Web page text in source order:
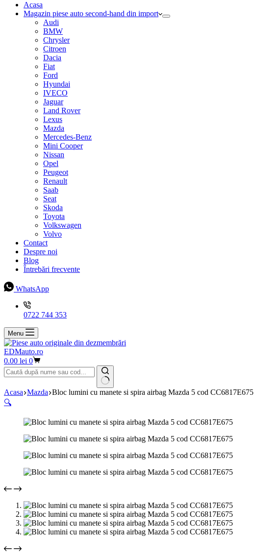
cumpărături
Acasa
Magazin piese auto second-hand din import
Audi
BMW
Chrysler
Citroen
Dacia
Fiat
Ford
Hyundai
IVECO
Jaguar
Land Rover
Lexus
Mazda
Mercedes-Benz
Mini Cooper
Nissan
Opel
Peugeot
Renault
Saab
Seat
Skoda
Toyota
Volkswagen
Volvo
Contact
Despre noi
Blog
Întrebări frecvente
WhatsApp
0722 744 353
Menu
EDMauto.ro
Coș
de
cumpărături
0.00 lei 0
Niciun
rezultat
Acasa Mazda Bloc lumini cu manete si spira airbag Mazda 5 cod CC6817E675
🔍